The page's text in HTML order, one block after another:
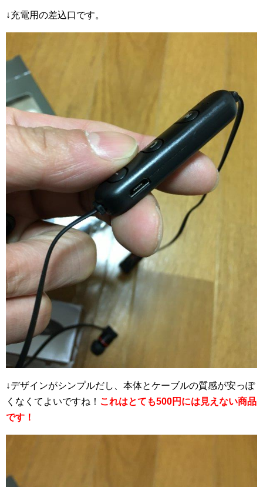
↓充電用の差込口です。
↓デザインがシンプルだし、本体とケーブルの質感が安っぽ
くなくてよいですね！ これはとても500円には見えない商品
です！